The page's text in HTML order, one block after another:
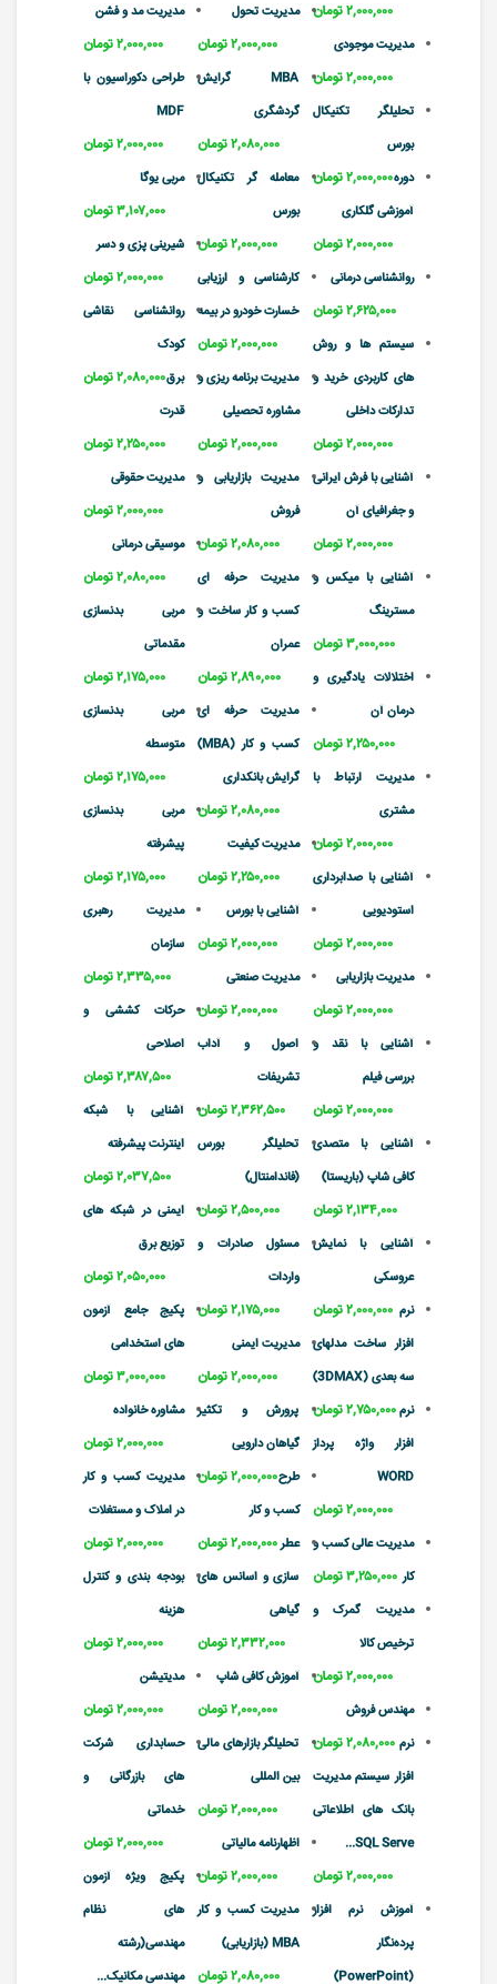
۲,۰۰۰,۰۰۰ تومان
مدیریت موجودی
۲,۰۰۰,۰۰۰ تومان
تحلیلگر تکنیکال
بورس
۲,۰۰۰,۰۰۰ توماندوره
آموزشی گلکاری
۲,۰۰۰,۰۰۰ تومان
روانشناسی درمانی
۲,۶۲۵,۰۰۰ تومان
سیستم ها و روش
های کاربردی خرید و
تدارکات داخلی
۲,۰۰۰,۰۰۰ تومان
آشنایی با فرش ایرانی
و جغرافیای آن
۲,۰۰۰,۰۰۰ تومان
آشنایی با میکس و
مسترینگ
۳,۰۰۰,۰۰۰ تومان
اختلالات یادگیری و
درمان آن
۲,۲۵۰,۰۰۰ تومان
مدیریت ارتباط با
مشتری
۲,۰۰۰,۰۰۰ تومان
آشنایی با صدابرداری
استودیویی
۲,۰۰۰,۰۰۰ تومان
مدیریت بازاریابی
۲,۰۰۰,۰۰۰ تومان
آشنایی با نقد و
بررسی فیلم
۲,۰۰۰,۰۰۰ تومان
آشنایی با متصدی
کافی شاپ (باریستا)
۲,۱۳۴,۰۰۰ تومان
آشنایی با نمایش
عروسکی
۲,۰۰۰,۰۰۰ تومان نرم
افزار ساخت مدلهای
سه بعدی (3DMAX)
۲,۷۵۰,۰۰۰ توماننرم
افزار واژه پرداز
WORD
۲,۰۰۰,۰۰۰ تومان
مدیریت عالی کسب و
کار ۳,۲۵۰,۰۰۰ تومان
مدیریت گمرک و
ترخیص کالا
۲,۰۰۰,۰۰۰ تومان
مهندس فروش
۲,۰۸۰,۰۰۰ تومان نرم
افزار سیستم مدیریت
بانک های اطلاعاتی
SQL Serve...
۲,۰۰۰,۰۰۰ تومان
آموزش نرم افزار
پرده‌نگار
(PowerPoint)
مدیریت تحول
۲,۰۰۰,۰۰۰ تومان
MBA گرایش
گردشگری
۲,۰۸۰,۰۰۰ تومان
معامله گر تکنیکال
بورس
۲,۰۰۰,۰۰۰ تومان
کارشناسی و ارزیابی
خسارت خودرو در بیمه
۲,۰۰۰,۰۰۰ تومان
مدیریت برنامه ریزی و
مشاوره تحصیلی
۲,۰۰۰,۰۰۰ تومان
مدیریت بازاریابی و
فروش
۲,۰۸۰,۰۰۰ تومان
مدیریت حرفه ای
کسب و کار ساخت و
عمران
۲,۸۹۰,۰۰۰ تومان
مدیریت حرفه ای
کسب و کار (MBA)
گرایش بانکداری
۲,۰۸۰,۰۰۰ تومان
مدیریت کیفیت
۲,۲۵۰,۰۰۰ تومان
آشنایی با بورس
۲,۰۰۰,۰۰۰ تومان
مدیریت صنعتی
۲,۰۰۰,۰۰۰ تومان
اصول و آداب
تشریفات
۲,۳۶۲,۵۰۰ تومان
تحلیلگر بورس
(فاندامنتال)
۲,۵۰۰,۰۰۰ تومان
مسئول صادرات و
واردات
۲,۱۷۵,۰۰۰ تومان
مدیریت ایمنی
۲,۰۰۰,۰۰۰ تومان
پرورش و تکثیر
گیاهان دارویی
۲,۰۰۰,۰۰۰ تومانطرح
کسب و کار
۲,۰۰۰,۰۰۰ تومانعطر
سازی و اسانس های
گیاهی
۲,۳۳۲,۰۰۰ تومان
آموزش کافی شاپ
۲,۰۰۰,۰۰۰ تومان
تحلیلگر بازارهای مالی
بین المللی
۲,۰۰۰,۰۰۰ تومان
اظهارنامه مالیاتی
۲,۰۰۰,۰۰۰ تومان
مدیریت کسب و کار
MBA (بازاریابی)
۲,۰۸۰,۰۰۰ تومان
مدیریت مد و فشن
۲,۰۰۰,۰۰۰ تومان
طراحی دکوراسیون با
MDF
۲,۰۰۰,۰۰۰ تومان
مربی یوگا
۳,۱۰۷,۰۰۰ تومان
شیرینی پزی و دسر
۲,۰۰۰,۰۰۰ تومان
روانشناسی نقاشی
کودک
۲,۰۸۰,۰۰۰ تومانبرق
قدرت
۲,۲۵۰,۰۰۰ تومان
مدیریت حقوقی
۲,۰۰۰,۰۰۰ تومان
موسیقی درمانی
۲,۰۸۰,۰۰۰ تومان
مربی بدنسازی
مقدماتی
۲,۱۷۵,۰۰۰ تومان
مربی بدنسازی
متوسطه
۲,۱۷۵,۰۰۰ تومان
مربی بدنسازی
پیشرفته
۲,۱۷۵,۰۰۰ تومان
مدیریت رهبری
سازمان
۲,۳۳۵,۰۰۰ تومان
حرکات کششی و
اصلاحی
۲,۳۸۷,۵۰۰ تومان
آشنایی با شبکه
اینترنت پیشرفته
۲,۰۳۷,۵۰۰ تومان
ایمنی در شبکه های
توزیع برق
۲,۰۵۰,۰۰۰ تومان
پکیج جامع آزمون
های استخدامی
۳,۰۰۰,۰۰۰ تومان
مشاوره خانواده
۲,۰۰۰,۰۰۰ تومان
مدیریت کسب و کار
در املاک و مستغلات
۲,۰۰۰,۰۰۰ تومان
بودجه بندی و کنترل
هزینه
۲,۰۰۰,۰۰۰ تومان
مدیتیشن
۲,۰۰۰,۰۰۰ تومان
حسابداری شرکت
های بازرگانی و
خدماتی
۲,۰۰۰,۰۰۰ تومان
پکیج ویژه آزمون
های نظام
مهندسی(رشته
مهندسی مکانیک...